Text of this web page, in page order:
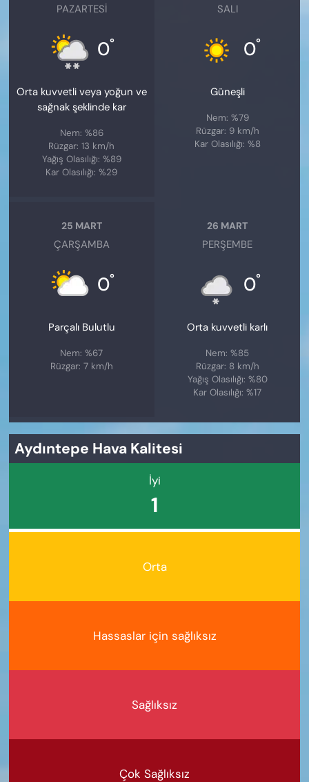
PAZARTESI
0°
Orta kuvvetli veya yoğun ve
sağnak şeklinde kar
Nem: %86
Rüzgar: 13 km/h
Yağış Olasılığı: %89
Kar Olasılığı: %29
SALI
0°
Güneşli
Nem: %79
Rüzgar: 9 km/h
Kar Olasılığı: %8
25 MART
ÇARŞAMBA
0°
Parçalı Bulutlu
Nem: %67
Rüzgar: 7 km/h
26 MART
PERŞEMBE
0°
Orta kuvvetli karlı
Nem: %85
Rüzgar: 8 km/h
Yağış Olasılığı: %80
Kar Olasılığı: %17
Aydıntepe Hava Kalitesi
İyi
1
Orta
Hassaslar için sağlıksız
Sağlıksız
Çok Sağlıksız